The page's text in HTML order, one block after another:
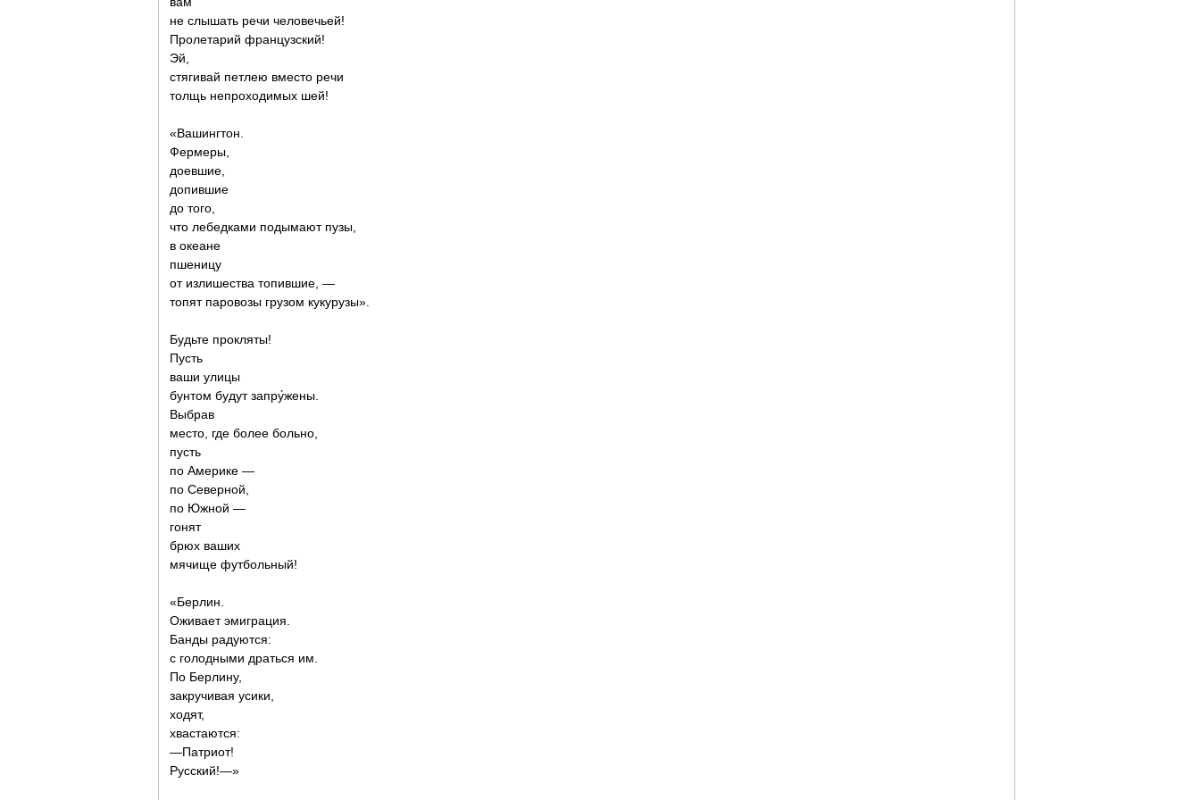
не слышать речи человечьей!
Пролетарий французский!
Эй,
стягивай петлею вместо речи
толщь непроходимых шей!
«Вашингтон.
Фермеры,
доевшие,
допившие
до того,
что лебедками подымают пузы,
в океане
пшеницу
от излишества топившие, —
топят паровозы грузом кукурузы».
Будьте прокляты!
Пусть
ваши улицы
бунтом будут запру́жены.
Выбрав
место, где более больно,
пусть
по Америке —
по Северной,
по Южной —
гонят
брюх ваших
мячище футбольный!
«Берлин.
Оживает эмиграция.
Банды радуются:
с голодными драться им.
По Берлину,
закручивая усики,
ходят,
хвастаются:
—Патриот!
Русский!—»